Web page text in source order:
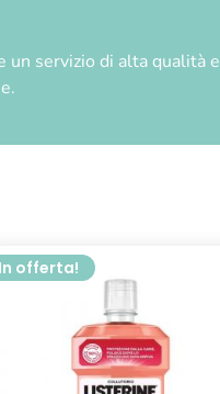
un servizio di alta qualità e
In offerta!